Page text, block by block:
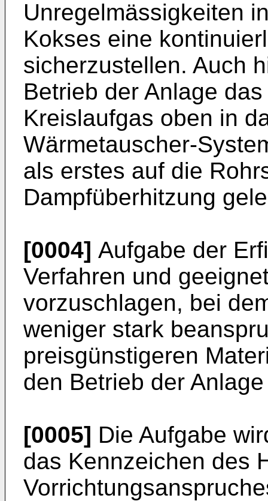
Unregelmässigkeiten
Kokses eine
sicherzustellen. Auch
Betrieb der Anlage
Kreislaufgas oben in
Wärmetauscher-
als erstes auf die
Dampfüberhitzung
[0004] Aufgabe der
Verfahren und
vorzuschlagen, bei
weniger stark
preisgünstigeren
den Betrieb der
[0005] Die Aufgabe
das Kennzeichen des